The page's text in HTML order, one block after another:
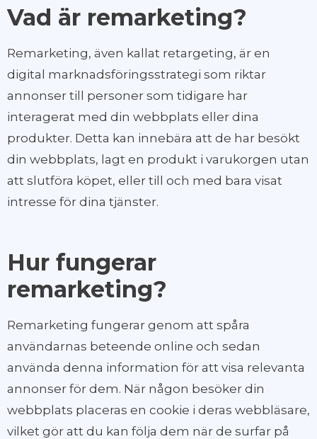
Vad är remarketing?
Remarketing, även kallat retargeting, är en
digital marknadsföringsstrategi som riktar
annonser till personer som tidigare har
interagerat med din webbplats eller dina
produkter. Detta kan innebära att de har besökt
din webbplats, lagt en produkt i varukorgen utan
att slutföra köpet, eller till och med bara visat
intresse för dina tjänster.
Hur fungerar
remarketing?
Remarketing fungerar genom att spåra
användarnas beteende online och sedan
använda denna information för att visa relevanta
annonser för dem. När någon besöker din
webbplats placeras en cookie i deras webbläsare,
vilket gör att du kan följa dem när de surfar på